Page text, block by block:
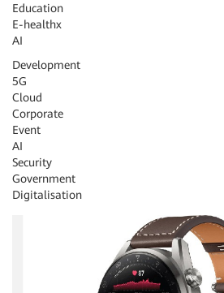
Education
E-healthx
AI
Development
5G
Cloud
Corporate
Event
AI
Security
Government
Digitalisation